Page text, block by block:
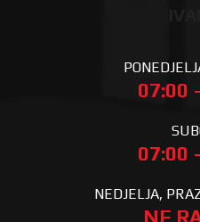
07:00
07:00
NEDJELJA,
NE